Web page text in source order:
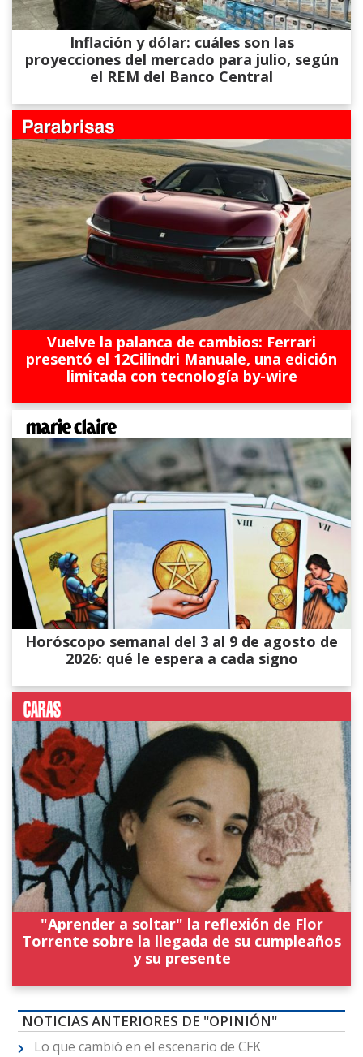
Inflación y dólar: cuáles son las
proyecciones del mercado para julio, según
el REM del Banco Central
Vuelve la palanca de cambios: Ferrari
presentó el 12Cilindri Manuale, una edición
limitada con tecnología by-wire
Horóscopo semanal del 3 al 9 de agosto de
2026: qué le espera a cada signo
"Aprender a soltar" la reflexión de Flor
Torrente sobre la llegada de su cumpleaños
y su presente
NOTICIAS ANTERIORES DE "OPINIÓN"
Lo que cambió en el escenario de CFK